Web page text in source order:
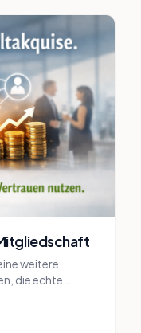
weitere
die echte
und ehrlichen